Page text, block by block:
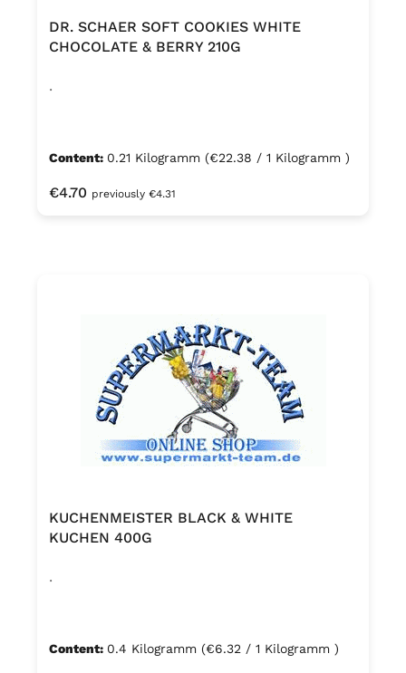
DR. SCHAER SOFT COOKIES WHITE
CHOCOLATE & BERRY 210G
.
Content: 0.21 Kilogramm (€22.38 / 1 Kilogramm )
Regular price:
€4.70 previously €4.31
KUCHENMEISTER BLACK & WHITE
KUCHEN 400G
.
Content: 0.4 Kilogramm (€6.32 / 1 Kilogramm )